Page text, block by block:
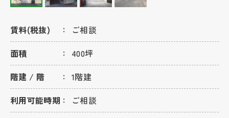
賃料(税抜)
ご相談
面積
400坪
階建 / 階
1階建
利用可能時期
ご相談